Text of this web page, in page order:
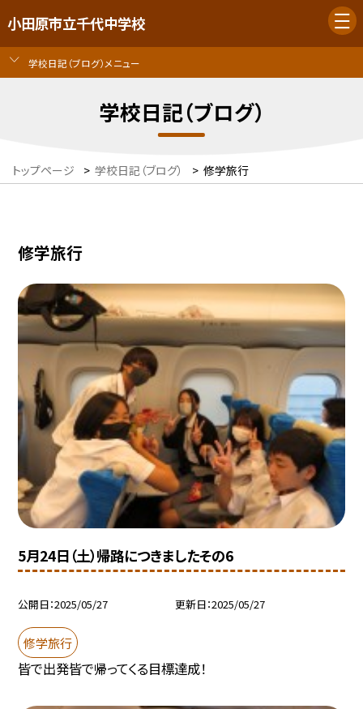
小田原市立千代中学校
学校日記（ブログ）メニュー
学校日記（ブログ）
トップページ > 学校日記（ブログ） > 修学旅行
修学旅行
5月24日（土）帰路につきましたその6
公開日 2025/05/27 更新日 2025/05/27
修学旅行
皆で出発皆で帰ってくる目標達成！